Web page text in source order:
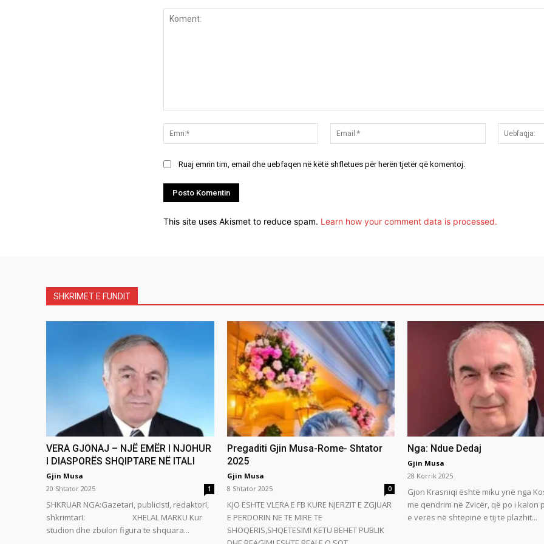
Emri:*
Email:*
Ruaj emrin tim, email dhe uebfaqen në këtë shfletues për herën tjetër që komentoj.
This site uses Akismet to reduce spam. Learn how your comment data is processed.
SHKRIMET E FUNDIT
VERA GJONAJ – NJË EMËR I NJOHUR
I DIASPORËS SHQIPTARE NË ITALI
Gjin Musa
20 Shtator 2025
1
SHKRUAR NGA:GazetarI, publicistI, redaktorI,
shkrimtarI: XHELAL MARKU Kur
studion dhe zbulon figura të shquara...
Pregaditi Gjin Musa-Rome- Shtator
2025
Gjin Musa
8 Shtator 2025
0
KJO ESHTE VLERA E FB KURE NJERZIT E ZGJUAR
E PERDORIN NE TE MIRE TE
SHOQERIS,SHQETESIMI KETU BEHET PUBLIK
Nga: Ndue Dedaj
Gjin Musa
28 Korrik 2025
Gjon Krasniqi është miku ynë nga
me qendrim në Zvicër, që po i kalon
e verës në shtëpinë e tij të plazhit...